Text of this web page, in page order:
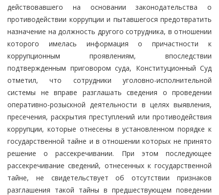
действовавшего на основании законодательства о
противодействии коррупции и пытавшегося предотвратить
назначение на должность другого сотрудника, в отношении
которого имелась информация о причастности к
коррупционным проявлениям, впоследствии
подтвержденным приговором суда, Конституционный Суд
отметил, что сотрудники уголовно-исполнительной
системы не вправе разглашать сведения о проведении
оперативно-розыскной деятельности в целях выявления,
пресечения, раскрытия преступлений или противодействия
коррупции, которые отнесены в установленном порядке к
государственной тайне и в отношении которых не принято
решение о рассекречивании. При этом последующее
рассекречивание сведений, отнесенных к государственной
тайне, не свидетельствует об отсутствии признаков
разглашения такой тайны в предшествующем поведении